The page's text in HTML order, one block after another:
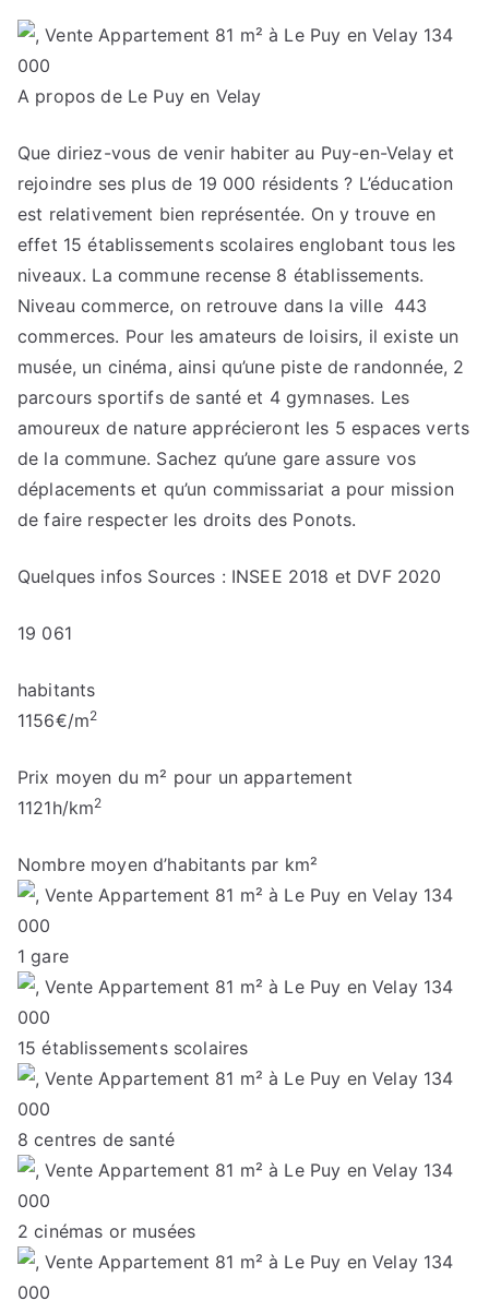
A propos de Le Puy en Velay
Que diriez-vous de venir habiter au Puy-en-Velay et
rejoindre ses plus de 19 000 résidents ? L’éducation
est relativement bien représentée. On y trouve en
effet 15 établissements scolaires englobant tous les
niveaux. La commune recense 8 établissements.
Niveau commerce, on retrouve dans la ville 443
commerces. Pour les amateurs de loisirs, il existe un
musée, un cinéma, ainsi qu’une piste de randonnée, 2
parcours sportifs de santé et 4 gymnases. Les
amoureux de nature apprécieront les 5 espaces verts
de la commune. Sachez qu’une gare assure vos
déplacements et qu’un commissariat a pour mission
de faire respecter les droits des Ponots.
Quelques infos Sources : INSEE 2018 et DVF 2020
19 061
habitants
1156€/m2
Prix moyen du m² pour un appartement
1121h/km2
Nombre moyen d’habitants par km²
1gare
15établissements scolaires
8centres de santé
2cinémas or musées